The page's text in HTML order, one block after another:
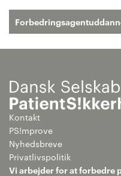
Kontakt
PS!mprove
Nyhedsbreve
Privatlivspolitik
Vi arbejder for at forbedre